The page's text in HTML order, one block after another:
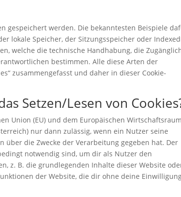
gespeichert werden. Die bekanntesten Beispiele
lokale Speicher, der Sitzungsspeicher oder
welche die technische Handhabung, die
bestimmen. Alle diese Arten der
zusammengefasst und daher in dieser Cookie-
Setzen/Lesen von
Union (EU) und dem Europäischen Wirtschaftsraum
nur dann zulässig, wenn ein Nutzer seine
die Zwecke der Verarbeitung gegeben hat. Der
notwendig sind, um dir als Nutzer den
z. B. die grundlegenden Inhalte dieser Website
der Website, die dir ohne deine